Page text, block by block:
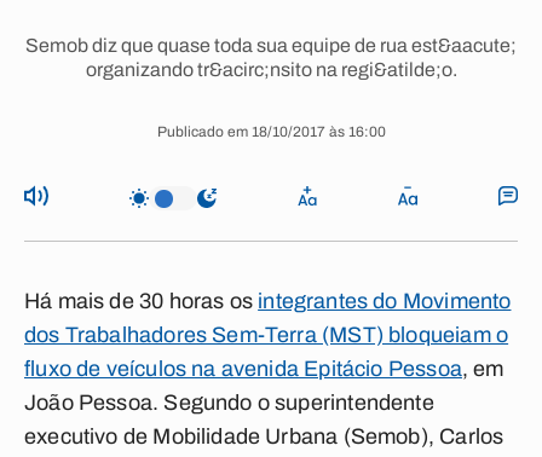
Semob diz que quase toda sua equipe de rua est&aacute;
organizando tr&acirc;nsito na regi&atilde;o.
Publicado em 18/10/2017 às 16:00
Há mais de 30 horas os integrantes do Movimento
dos Trabalhadores Sem-Terra (MST) bloqueiam o
fluxo de veículos na avenida Epitácio Pessoa, em
João Pessoa. Segundo o superintendente
executivo de Mobilidade Urbana (Semob), Carlos